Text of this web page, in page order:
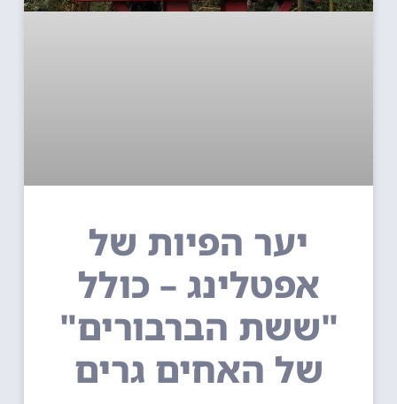
יער הפיות של
אפטלינג – כולל
"ששת הברבורים"
של האחים גרים